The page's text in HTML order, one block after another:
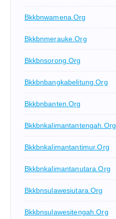
Bkkbnwamena.org
Bkkbnmerauke.org
Bkkbnsorong.org
Bkkbnbangkabelitung.org
Bkkbnbanten.org
Bkkbnkalimantantengah.org
Bkkbnkalimantantimur.org
Bkkbnkalimantanutara.org
Bkkbnsulawesiutara.org
Bkkbnsulawesitengah.org